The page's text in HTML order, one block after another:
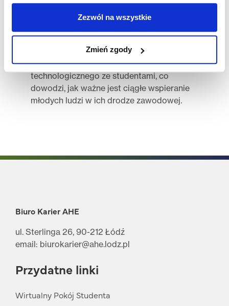
Zezwól na wszystkie
Zmień zgody
poszukiwania ofert pracy,
dostosowanych do indywidualnych
potrzeb i aspiracji zawodowych
To już drugie spotkanie naszego partnera
technologicznego ze studentami, co
dowodzi, jak ważne jest ciągłe wspieranie
młodych ludzi w ich drodze zawodowej.
Biuro Karier AHE
ul. Sterlinga 26, 90-212 Łódź
email: biurokarier@ahe.lodz.pl
Przydatne linki
Wirtualny Pokój Studenta